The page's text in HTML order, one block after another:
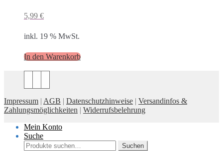
5,99 €
inkl. 19 % MwSt.
In den Warenkorb
Impressum | AGB | Datenschutzhinweise | Versandinfos &
Zahlungsmöglichkeiten | Widerrufsbelehrung
Mein Konto
Suche
Suche
Suchen